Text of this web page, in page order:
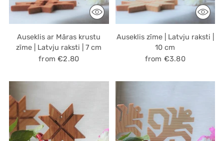
Auseklis ar Māras krustu
zīme | Latvju raksti | 7 cm
from €2.80
Auseklis zīme | Latvju raksti |
10 cm
from €3.80